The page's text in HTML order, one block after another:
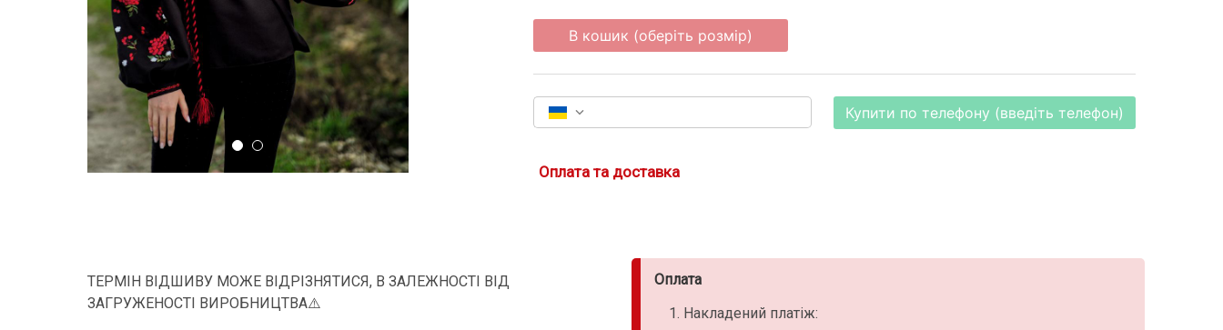
В кошик (оберіть розмір)
Купити по телефону (введіть телефон)
Оплата та доставка
ТЕРМІН ВІДШИВУ МОЖЕ ВІДРІЗНЯТИСЯ, В ЗАЛЕЖНОСТІ ВІД
ЗАГРУЖЕНОСТІ ВИРОБНИЦТВА⚠️
Оплата
Накладений платіж: